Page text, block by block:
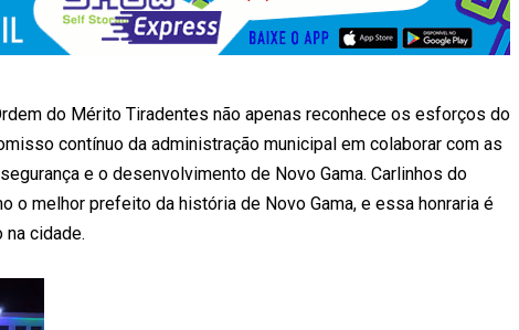
do Mérito Tiradentes não apenas reconhece os esforços do
contínuo da administração municipal em colaborar com as
e o desenvolvimento de Novo Gama. Carlinhos do
o melhor prefeito da história de Novo Gama, e essa honraria é
cidade.